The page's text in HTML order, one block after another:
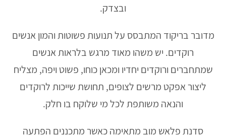
ובצדק.
מדובר בריקוד המתבסס על תנועות פשוטות והמון אנשים
רוקדים. יש משהו מאוד מרגש בלראות אנשים
שמתחברים ורוקדים יחדיו ומכאן כוחו, פשוט ויפה, מצליח
ליצור אפקט מרשים לצופים, תחושת שייכות לרוקדים
והנאה משותפת לכל מי שלוקח בו חלק.
סדנת פלאש מוב מתאימה כאשר מתכננים הפתעה